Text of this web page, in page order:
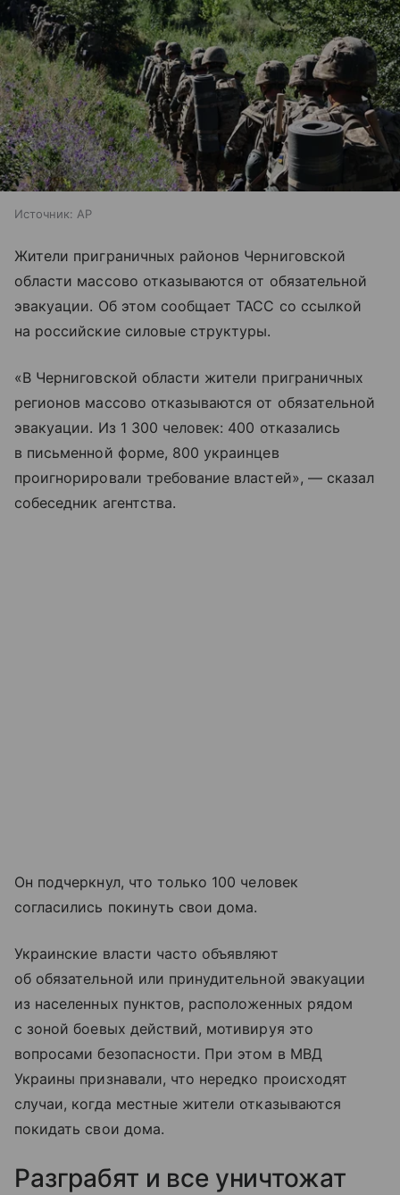
Источник: AP
Жители приграничных районов Черниговской
области массово отказываются от обязательной
эвакуации. Об этом сообщает ТАСС со ссылкой
на российские силовые структуры.
«В Черниговской области жители приграничных
регионов массово отказываются от обязательной
эвакуации. Из 1 300 человек: 400 отказались
в письменной форме, 800 украинцев
проигнорировали требование властей», — сказал
собеседник агентства.
Он подчеркнул, что только 100 человек
согласились покинуть свои дома.
Украинские власти часто объявляют
об обязательной или принудительной эвакуации
из населенных пунктов, расположенных рядом
с зоной боевых действий, мотивируя это
вопросами безопасности. При этом в МВД
Украины признавали, что нередко происходят
случаи, когда местные жители отказываются
покидать свои дома.
Разграбят и все уничтожат